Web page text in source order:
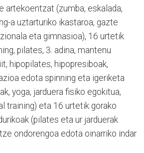
artekoentzat (zumba, eskalada,
a uztarturiko ikastaroa, gazte
eta gimnasioa), 16 urtetik
pilates, 3. adina, mantenu
hipopilates, hipopresiboak,
edota spinning eta igeriketa
yoga, jarduera fisiko egokitua,
training) eta 16 urtetik gorako
(pilates eta ur jarduerak
ondorengoa edota oinarriko indar